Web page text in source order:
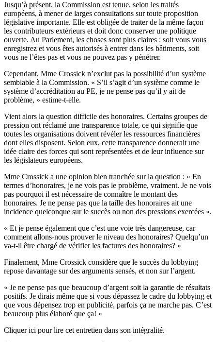
Jusqu’à présent, la Commission est tenue, selon les traités
européens, à mener de larges consultations sur toute proposition
législative importante. Elle est obligée de traiter de la même façon
les contributeurs extérieurs et doit donc conserver une politique
ouverte. Au Parlement, les choses sont plus claires : soit vous vous
enregistrez et vous êtes autorisés à entrer dans les bâtiments, soit
vous ne l’êtes pas et vous ne pouvez pas y pénétrer.
Cependant, Mme Crossick n’exclut pas la possibilité d’un système
semblable à la Commission. « S’il s’agit d’un système comme le
système d’accréditation au PE, je ne pense pas qu’il y ait de
problème, » estime-t-elle.
Vient alors la question difficile des honoraires. Certains groupes de
pression ont réclamé une transparence totale, ce qui signifie que
toutes les organisations doivent révéler les ressources financières
dont elles disposent. Selon eux, cette transparence donnerait une
idée claire des forces qui sont représentées et de leur influence sur
les législateurs européens.
Mme Crossick a une opinion bien tranchée sur la question : « En
termes d’honoraires, je ne vois pas le problème, vraiment. Je ne vois
pas pourquoi il est nécessaire de connaître le montant des
honoraires. Je ne pense pas que la taille des honoraires ait une
incidence quelconque sur le succès ou non des pressions exercées ».
« Et je pense également que c’est une voie très dangereuse, car
comment allons-nous prouver le niveau des honoraires? Quelqu’un
va-t-il être chargé de vérifier les factures des honoraires? »
Finalement, Mme Crossick considère que le succès du lobbying
repose davantage sur des arguments sensés, et non sur l’argent.
« Je ne pense pas que beaucoup d’argent soit la garantie de résultats
positifs. Je dirais même que si vous dépassez le cadre du lobbying et
que vous dépensez trop en publicité, parfois ça ne marche pas. C’est
beaucoup plus élaboré que ça! »
Cliquer ici pour lire cet entretien dans son intégralité.